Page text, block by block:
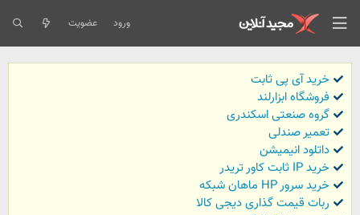
ورود عضویت
خرید آی پی ثابت
فروشگاه ابزارلند
گروه صنعتی اسکندری
تعمیر صندلی
داتلود انیمیشن
خرید IP ثابت کاور تریدر
خرید سرور HP ماهان شبکه
ربات قیمت گذاری دیجی کالا